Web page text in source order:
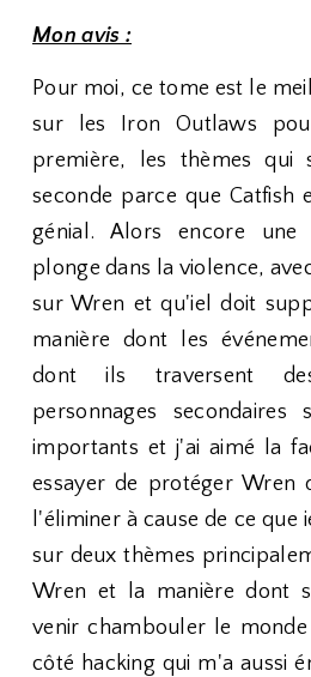
Mon avis :
Pour moi, ce tome est le
sur les Iron Outlaws
première, les thèmes qui
seconde parce que Catfish
génial. Alors encore
plonge dans la violence,
sur Wren et qu'iel doit
manière dont les
dont ils traversent
personnages secondaires
importants et j'ai aimé la
essayer de protéger Wren
l'éliminer à cause de ce que
sur deux thèmes
Wren et la manière dont
venir chambouler le
côté hacking qui m'a aussi